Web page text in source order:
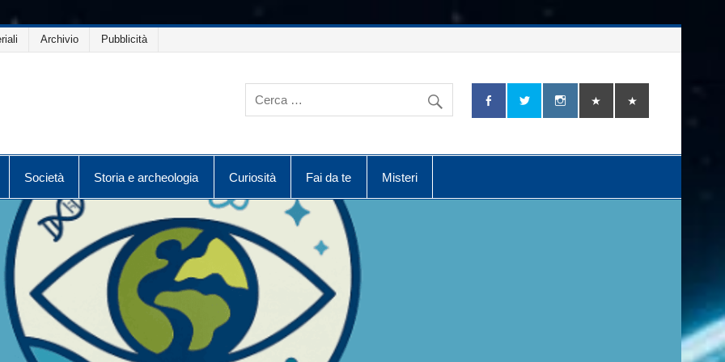
Archivio Pubblicità
Società Storia e archeologia Curiosità Fai da te Misteri